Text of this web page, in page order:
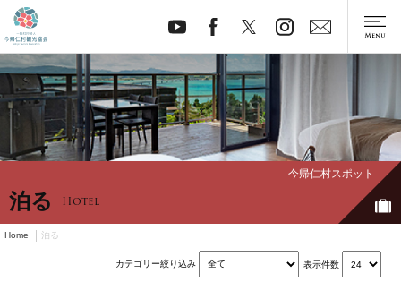
今帰仁村スポット
泊る Hotel
Home 泊る
カテゴリー絞り込み 表示件数